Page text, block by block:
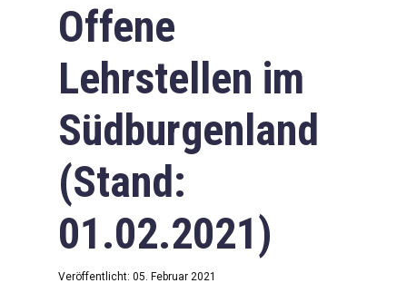
Offene
Lehrstellen im
Südburgenland
(Stand:
01.02.2021)
Veröffentlicht: 05. Februar 2021